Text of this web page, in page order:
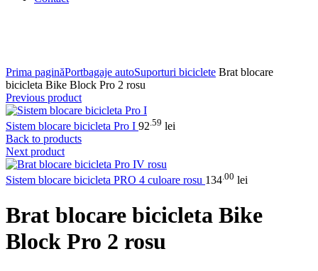
Prima paginăPortbagaje autoSuporturi biciclete Brat blocare
bicicleta Bike Block Pro 2 rosu
Previous product
Sistem blocare bicicleta Pro I 92 .59 lei
Back to products
Next product
Sistem blocare bicicleta PRO 4 culoare rosu 134 .00 lei
Brat blocare bicicleta Bike
Block Pro 2 rosu